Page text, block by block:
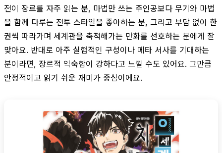
전이 장르를 자주 읽는 분, 마법만 쓰는 주인공보다 무기와 마법
을 함께 다루는 전투 스타일을 좋아하는 분, 그리고 부담 없이 한
권씩 따라가며 세계관을 축적해가는 만화를 선호하는 분에게 잘
맞아요. 반대로 아주 실험적인 구성이나 메타 서사를 기대하는
분이라면, 장르적 익숙함이 강하다고 느낄 수도 있어요. 그만큼
안정적이고 읽기 쉬운 재미가 중심이에요.